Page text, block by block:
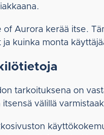
Aurora kerää itse.
kuinka monta
tarkoituksena on
välillä